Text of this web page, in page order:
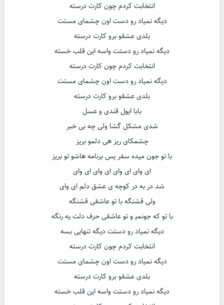
اﻧﺘﺨﺎﺑﺖ ﻛﺮدم ﭼﻮن ﻛﺎرت درﺳﺘﻪ
دﻳﮕﻪ ﻧﻤﻴﺎد رو دﺳﺖ اون ﭼﺸﻤﺎی ﻣﺴﺘﺖ
ﺑﻠﺪی ﻋﺸﻘو ﺑﺮو ﻛﺎرت درﺳﺘﻪ
دﻳﮕﻪ ﻧﻤﻴﺎد رو دﺳﺘﺖ واسه این قلب خسته
اﻧﺘﺨﺎﺑﺖ ﻛﺮدم ﭼﻮن ﻛﺎرت درﺳﺘﻪ
دﻳﮕﻪ ﻧﻤﻴﺎد رو دﺳﺖ اون ﭼﺸﻤﺎی ﻣﺴﺘﺖ
ﺑﻠﺪی ﻋﺸﻘو ﺑﺮو ﻛﺎرت درﺳﺘﻪ
ﺑﺎﺑﺎ اﻳﻮل ﻗﻨﺪی و ﻋﺴﻞ
ﺷﺪی ﻣﺸﻜﻞ ﮔﺸﺎ وﻟﻰ ﭼﻪ ﺑﻰ ﺧﺒﺮ
ﭼﺸﻤﻜﺎی رﻳﺰ هی دﻟﻤﻮ ﺑﺮﻳﺰ
ﺑﺎ ﺗﻮ ﺟﻮن ﻣﻴﺪه ﺳﻔﺮ ﭘﺲ ﺑﺮﻧﺎﻣﻪ ﻫﺎﺷﻮ ﺗﻮ ﺑﺮﻳﺰ
ای وای ای وای ای وای ای وای
ﺷﺪ در ﺑﻪ در ﻛﻮﭼﻪ ی ﻋﺸﻖ دﻟﻢ ای وای
وﻟﻰ ﻗﺸﻨﮕﻪ ﺑﺎ ﺗﻮ ﻋﺎﺷﻘﻰ ﻗﺸﻨﮕﻪ
ﺑﺎ ﺗﻮ ﻛﻪ ﺟﻮﻧﻤﻴ ﻮ ﺗﻮ ﻋﺎﺷﻘﻰ ﺣﺮف دﻟﺖ ﻳﻪ رﻧﮕﻪ
دﻳﮕﻪ ﻧﻤﻴﺎد رو دﺳﺘﺖ دﻳﮕﻪ ﺗﻨﻬﺎﻳﻰ ﺑﺴﻪ
اﻧﺘﺨﺎﺑﺖ ﻛﺮدم ﭼﻮن ﻛﺎرت درﺳﺘﻪ
دﻳﮕﻪ ﻧﻤﻴﺎد رو دﺳﺖ اون ﭼﺸﻤﺎی ﻣﺴﺘﺖ
ﺑﻠﺪی ﻋﺸﻘو ﺑﺮو ﻛﺎرت درﺳﺘﻪ
دﻳﮕﻪ ﻧﻤﻴﺎد رو دﺳﺘﺖ واسه این قلب خسته